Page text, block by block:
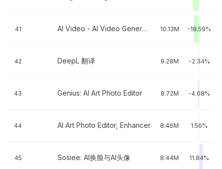
41 AI Video - AI Video Generator 10.13M -18.59%
42 DeepL 翻译 9.28M -2.34%
43 Genius: AI Art Photo Editor 8.72M -4.08%
44 AI Art Photo Editor, Enhancer 8.46M 1.56%
45 Sosiee: AI换脸与AI头像 8.44M 11.84%